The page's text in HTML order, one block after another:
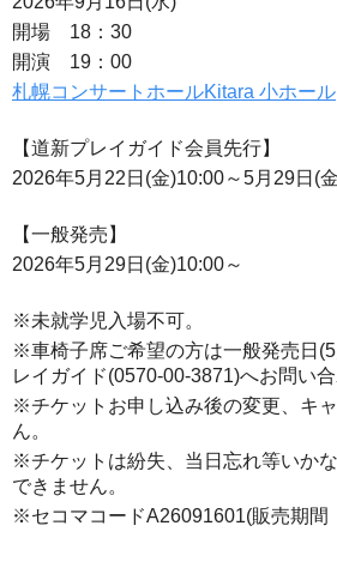
開場 18：30
開演 19：00
札幌コンサートホールKitara 小ホール
【道新プレイガイド会員先行】
2026年5月22日(金)10:00～5月29日(
【一般発売】
2026年5月29日(金)10:00～
※未就学児入場不可。
※車椅子席ご希望の方は一般発売日
レイガイド(0570-00-3871)へお問い合
※チケットお申し込み後の変更、キ
ん。
※チケットは紛失、当日忘れ等いか
できません。
※セコマコードA26091601(販売期間